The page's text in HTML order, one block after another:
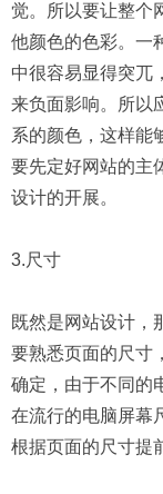
觉。所以要让整个
他颜色的色彩。一
中很容易显得突兀
来负面影响。所以
系的颜色，这样能
要先定好网站的主
设计的开展。
3.尺寸
既然是网站设计，
要熟悉页面的尺寸
确定，由于不同的
在流行的电脑屏幕
根据页面的尺寸提